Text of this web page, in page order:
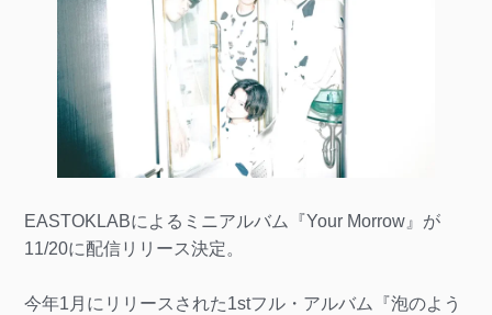
EASTOKLABによるミニアルバム『Your Morrow』が
11/20に配信リリース決定。
今年1月にリリースされた1stフル・アルバム『泡のよう